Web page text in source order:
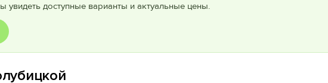
увидеть доступные варианты и актуальные цены.